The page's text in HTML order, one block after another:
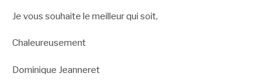
Je vous souhaite le meilleur qui soit,
Chaleureusement
Dominique Jeanneret